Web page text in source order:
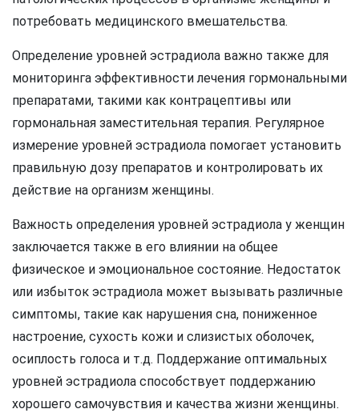
потребовать медицинского вмешательства.
Определение уровней эстрадиола важно также для
мониторинга эффективности лечения гормональными
препаратами, такими как контрацептивы или
гормональная заместительная терапия. Регулярное
измерение уровней эстрадиола помогает установить
правильную дозу препаратов и контролировать их
действие на организм женщины.
Важность определения уровней эстрадиола у женщин
заключается также в его влиянии на общее
физическое и эмоциональное состояние. Недостаток
или избыток эстрадиола может вызывать различные
симптомы, такие как нарушения сна, пониженное
настроение, сухость кожи и слизистых оболочек,
осиплость голоса и т.д. Поддержание оптимальных
уровней эстрадиола способствует поддержанию
хорошего самочувствия и качества жизни женщины.